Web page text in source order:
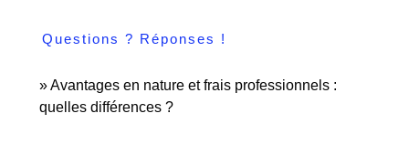
Questions ? Réponses !
Avantages en nature et frais professionnels :
quelles différences ?